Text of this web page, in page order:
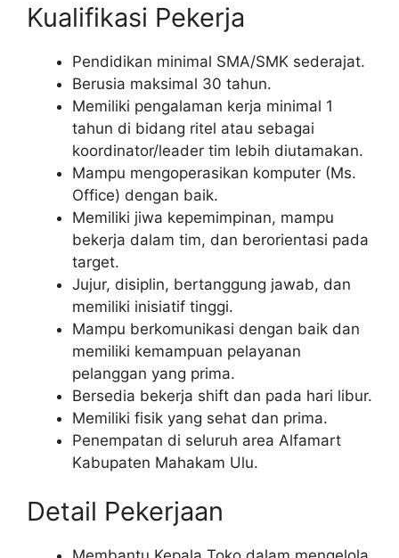
Kualifikasi Pekerja
Pendidikan minimal SMA/SMK sederajat.
Berusia maksimal 30 tahun.
Memiliki pengalaman kerja minimal 1
tahun di bidang ritel atau sebagai
koordinator/leader tim lebih diutamakan.
Mampu mengoperasikan komputer (Ms.
Office) dengan baik.
Memiliki jiwa kepemimpinan, mampu
bekerja dalam tim, dan berorientasi pada
target.
Jujur, disiplin, bertanggung jawab, dan
memiliki inisiatif tinggi.
Mampu berkomunikasi dengan baik dan
memiliki kemampuan pelayanan
pelanggan yang prima.
Bersedia bekerja shift dan pada hari libur.
Memiliki fisik yang sehat dan prima.
Penempatan di seluruh area Alfamart
Kabupaten Mahakam Ulu.
Detail Pekerjaan